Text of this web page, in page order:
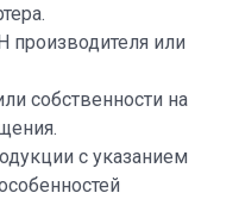
производителя или
собственности на
с указанием